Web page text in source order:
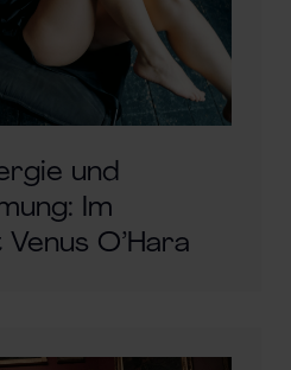
und
Im
O’Hara